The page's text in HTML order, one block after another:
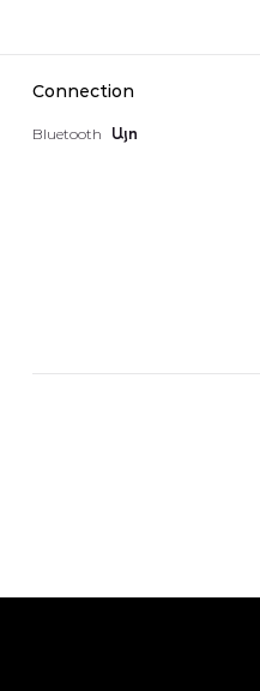
Connection
Bluetooth Այո